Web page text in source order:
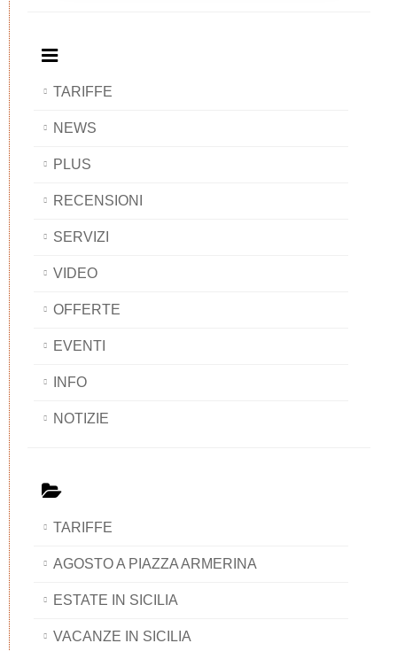
TARIFFE
NEWS
PLUS
RECENSIONI
SERVIZI
VIDEO
OFFERTE
EVENTI
INFO
NOTIZIE
TARIFFE
AGOSTO A PIAZZA ARMERINA
ESTATE IN SICILIA
VACANZE IN SICILIA